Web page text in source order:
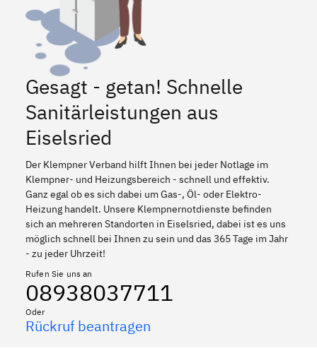
Gesagt - getan! Schnelle
Sanitärleistungen aus
Eiselsried
Der Klempner Verband hilft Ihnen bei jeder Notlage im
Klempner- und Heizungsbereich - schnell und effektiv.
Ganz egal ob es sich dabei um Gas-, Öl- oder Elektro-
Heizung handelt. Unsere Klempnernotdienste befinden
sich an mehreren Standorten in Eiselsried, dabei ist es uns
möglich schnell bei Ihnen zu sein und das 365 Tage im Jahr
- zu jeder Uhrzeit!
Rufen Sie uns an
08938037711
Oder
Rückruf beantragen